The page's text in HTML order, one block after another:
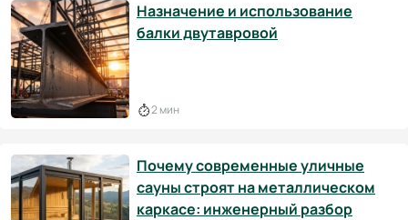
Назначение и использование
балки двутавровой
2 мин
Почему современные уличные
сауны строят на металлическом
каркасе: инженерный разбор